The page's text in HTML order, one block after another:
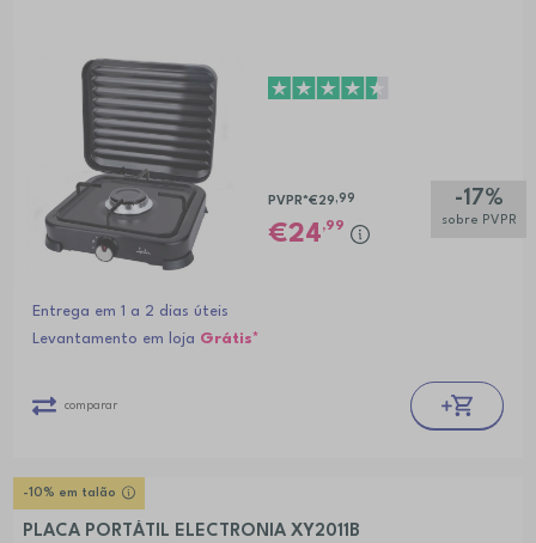
-17%
sobre PVPR
PVPR*€29 ,99
24,99
Entrega em 1 a 2 dias úteis
Levantamento em loja Grátis*
comparar
-10% em talão
PLACA PORTÁTIL ELECTRONIA XY2011B